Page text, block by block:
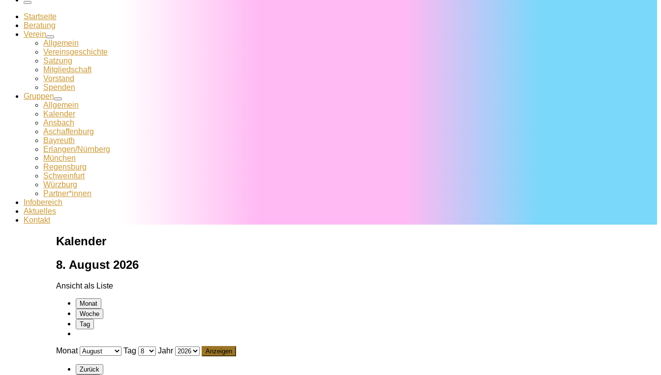
Menü
Startseite
Beratung
Verein
Allgemein
Vereins­geschichte
Satzung
Mitglied­schaft
Vorstand
Spenden
Gruppen
Allgemein
Kalender
Ansbach
Aschaffenburg
Bayreuth
Erlangen/Nürnberg
München
Regensburg
Schweinfurt
Würzburg
Partner*innen
Infobereich
Aktuelles
Kontakt
Kalender
8. August 2026
Ansicht als Liste
Monat
Woche
Tag
Monat Tag Jahr
Zurück